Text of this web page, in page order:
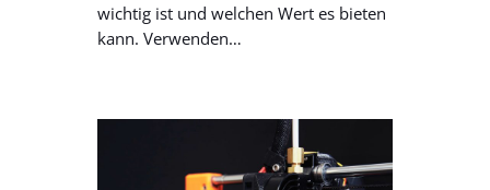
wichtig ist und welchen Wert es bieten
kann. Verwenden…